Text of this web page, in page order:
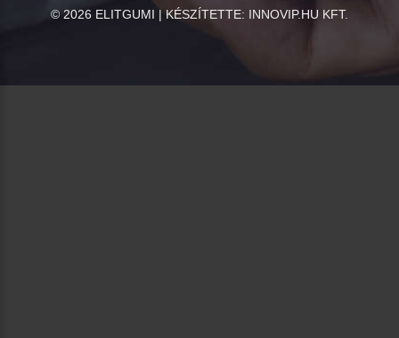
© 2026 ELITGUMI | KÉSZÍTETTE: INNOVIP.HU KFT.